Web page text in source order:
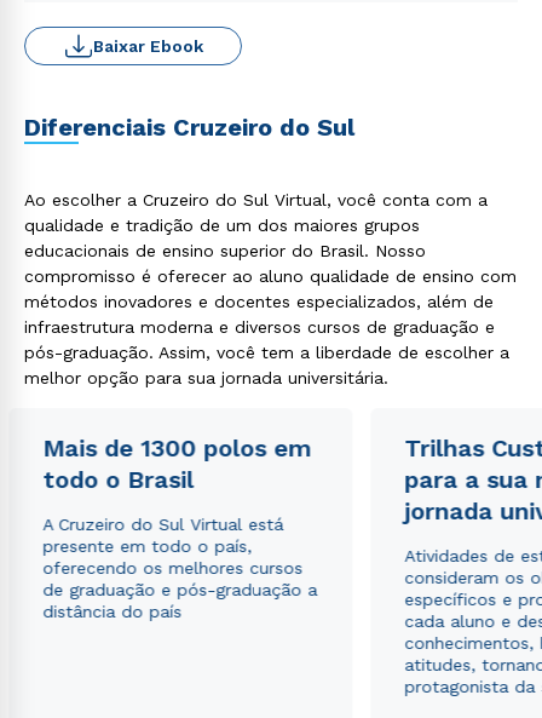
Baixar Ebook
Diferenciais Cruzeiro do Sul
Ao escolher a Cruzeiro do Sul Virtual, você conta com a
qualidade e tradição de um dos maiores grupos
educacionais de ensino superior do Brasil. Nosso
compromisso é oferecer ao aluno qualidade de ensino com
métodos inovadores e docentes especializados, além de
infraestrutura moderna e diversos cursos de graduação e
pós-graduação. Assim, você tem a liberdade de escolher a
melhor opção para sua jornada universitária.
Mais de 1300 polos em
todo o Brasil
A Cruzeiro do Sul Virtual está
presente em todo o país,
oferecendo os melhores cursos
de graduação e pós-graduação a
distância do país
Trilhas
para a sua
jornada
Atividades de
consideram os
específicos e
cada aluno e
conhecimentos,
atitudes,
protagonista da